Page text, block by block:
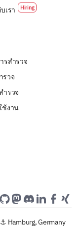
เรา
รสำรวจ
รวจ
ำรวจ
ช้งาน
Hamburg, Germany